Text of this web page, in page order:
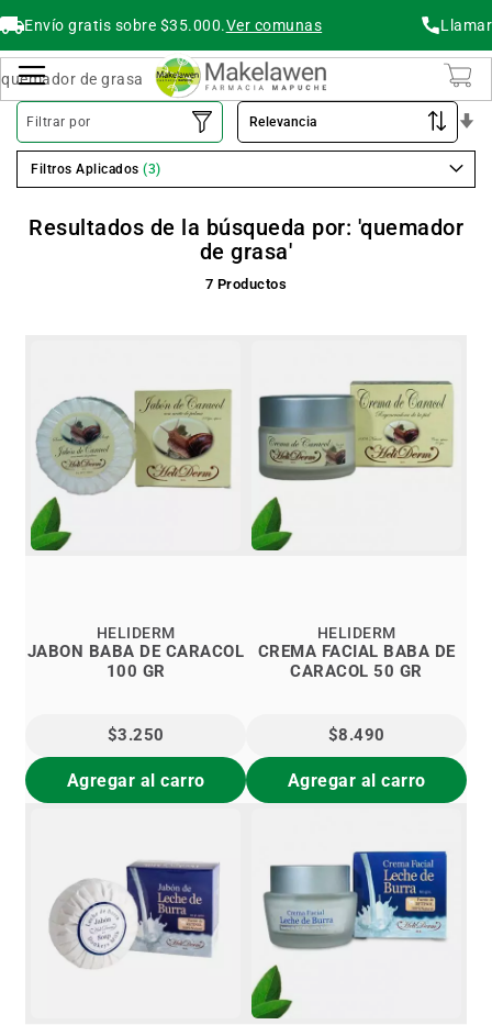
Envío gratis sobre $35.000.Ver comunas Llamar
Resultados de la búsqueda por: 'quemador
de grasa'
7 Productos
JABON BABA DE CARACOL
100 GR
HELIDERM
$3.250
Agregar al carro
CREMA FACIAL BABA DE
CARACOL 50 GR
HELIDERM
$8.490
Agregar al carro
Filtrar por
Filtros Aplicados